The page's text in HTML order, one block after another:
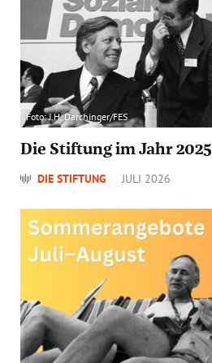
Foto: J.H. Darchinger/FES
Die Stiftung im Jahr 2025
DIE STIFTUNG JULI 2026